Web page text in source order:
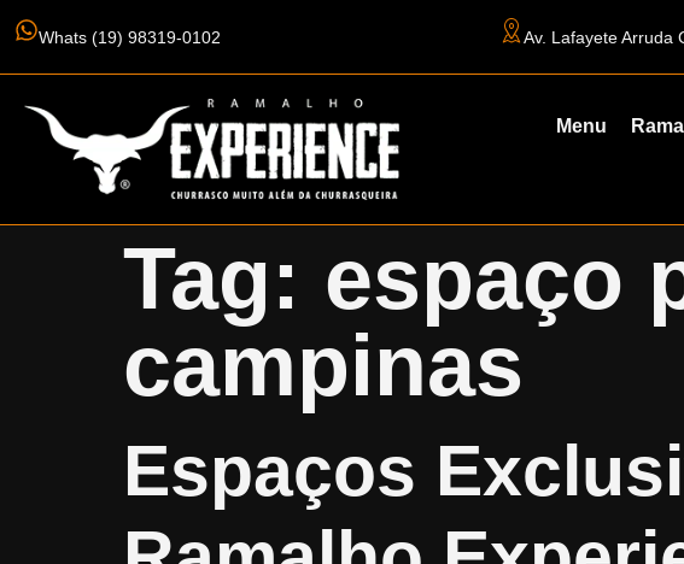
Whats (19) 98319-0102 Av. Lafayete Arruda
Menu
Tag: espaço
campinas
Espaços